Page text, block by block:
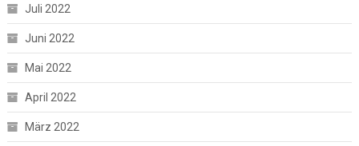
Juli 2022
Juni 2022
Mai 2022
April 2022
März 2022